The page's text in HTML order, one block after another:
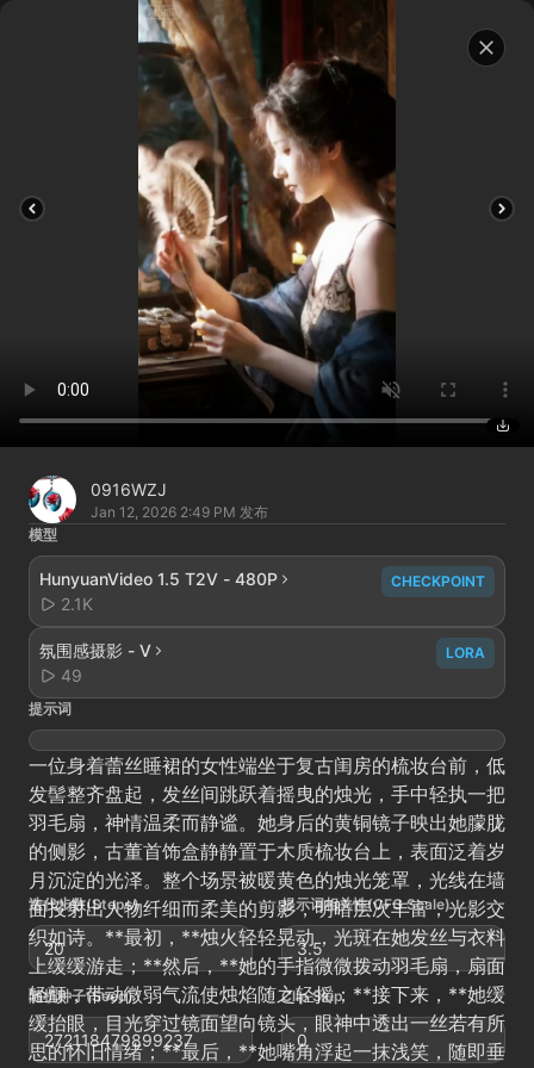
0916WZJ
Jan 12, 2026 2:49 PM 发布
模型
HunyuanVideo 1.5 T2V - 480P
2.1K
CHECKPOINT
氛围感摄影 - V
49
LORA
提示词
一位身着蕾丝睡裙的女性端坐于复古闺房的梳妆台前，低
发髻整齐盘起，发丝间跳跃着摇曳的烛光，手中轻执一把
羽毛扇，神情温柔而静谧。她身后的黄铜镜子映出她朦胧
的侧影，古董首饰盒静静置于木质梳妆台上，表面泛着岁
月沉淀的光泽。整个场景被暖黄色的烛光笼罩，光线在墙
面投射出人物纤细而柔美的剪影，明暗层次丰富，光影交
织如诗。**最初，**烛火轻轻晃动，光斑在她发丝与衣料
上缓缓游走；**然后，**她的手指微微拨动羽毛扇，扇面
轻颤，带动微弱气流使烛焰随之轻摇；**接下来，**她缓
缓抬眼，目光穿过镜面望向镜头，眼神中透出一丝若有所
思的怀旧情绪；**最后，**她嘴角浮起一抹浅笑，随即垂
迭代步数(Steps)
20
提示词相关性(CFG Scale)
3.5
随机种子(Seed)
272118479899237
Clip Skip
0